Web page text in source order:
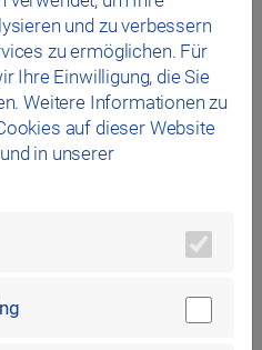
2025
bei strahlendem
fünfte Regensburger
und zu verbessern
zu ermöglichen. Für
Ihre Einwilligung, die Sie
Weitere Informationen zu
auf dieser Website
und in unserer